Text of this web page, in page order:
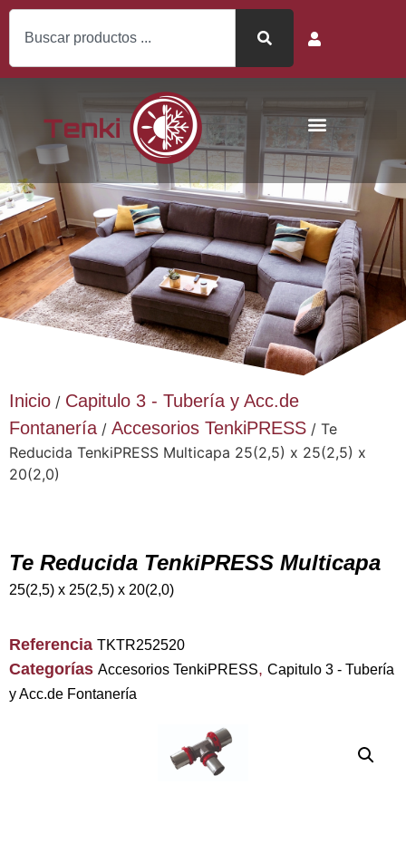
Inicio / Capitulo 3 - Tubería y Acc.de
Fontanería/ Accesorios TenkiPRESS / Te
Reducida TenkiPRESS Multicapa 25(2,5) x 25(2,5) x
20(2,0)
Te Reducida TenkiPRESS Multicapa
25(2,5) x 25(2,5) x 20(2,0)
Referencia TKTR252520
Categorías Accesorios TenkiPRESS, Capitulo 3 - Tubería
y Acc.de Fontanería